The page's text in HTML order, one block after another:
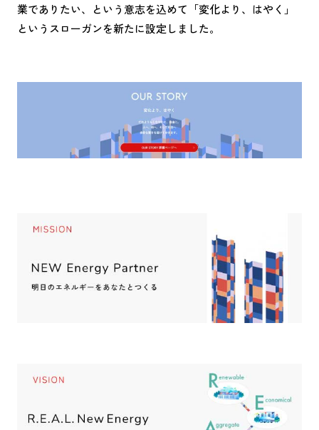
業でありたい、という意志を込めて「変化より、はやく」
というスローガンを新たに設定しました。